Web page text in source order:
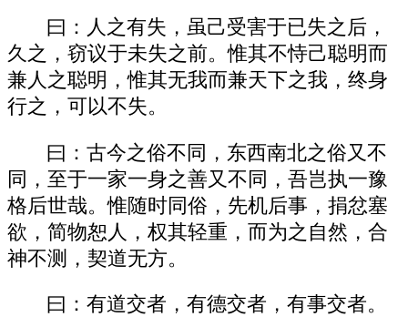
曰：人之有失，虽己受害于已失之后，
久之，窃议于未失之前。惟其不恃己聪明而
兼人之聪明，惟其无我而兼天下之我，终身
行之，可以不失。
曰：古今之俗不同，东西南北之俗又不
同，至于一家一身之善又不同，吾岂执一豫
格后世哉。惟随时同俗，先机后事，捐忿塞
欲，简物恕人，权其轻重，而为之自然，合
神不测，契道无方。
曰：有道交者，有德交者，有事交者。